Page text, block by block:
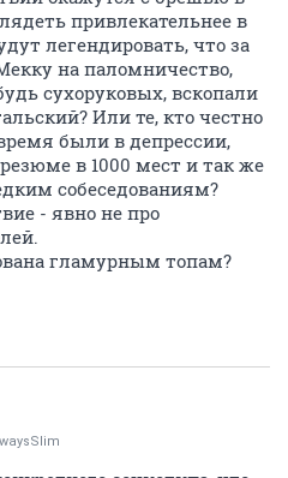
Желаю каждому найти
врать не надо, но
Мы же на собеседовании
мы себя покажем на
вероятности, что нас
предложат.